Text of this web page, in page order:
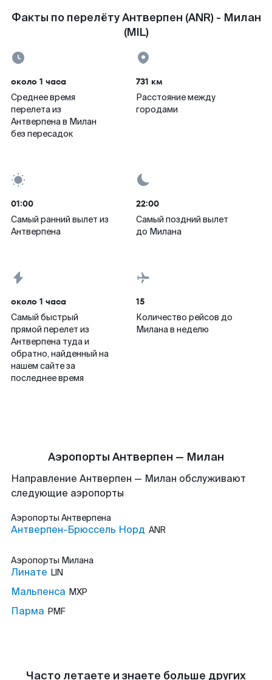
Факты по перелёту Антверпен (ANR) - Милан
(MIL)
около 1 часа
Среднее время
перелета из
Антверпена в Милан
без пересадок
731 км
Расстояние между
городами
01:00
Самый ранний вылет из
Антверпена
22:00
Самый поздний вылет
до Милана
около 1 часа
Самый быстрый
прямой перелет из
Антверпена туда и
обратно, найденный на
нашем сайте за
последнее время
15
Количество рейсов до
Милана в неделю
Аэропорты Антверпен — Милан
Направление Антверпен — Милан обслуживают
следующие аэропорты
Аэропорты Антверпена
Антверпен-Брюссель Норд ANR
Аэропорты Милана
Линате LIN
Мальпенса MXP
Парма PMF
Часто летаете и знаете больше других